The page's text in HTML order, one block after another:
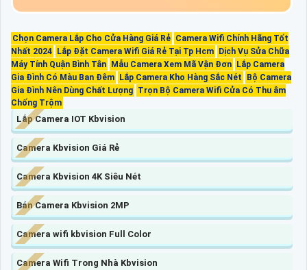
Chọn Camera Lắp Cho Cửa Hàng Giá Rẻ Camera Wifi Chính Hãng Tốt
Nhất 2024 Lắp Đặt Camera Wifi Giá Rẻ Tại Tp Hcm Dịch Vụ Sửa Chữa
Máy Tính Quận Bình Tân Mẫu Camera Xem Mã Vận Đơn Lắp Camera
Gia Đình Có Màu Ban Đêm Lắp Camera Kho Hàng Sắc Nét
Bộ Camera
Gia Đình Nên Dùng Chất Lượng Trọn Bộ Camera Wifi Cửa Có Thu âm
Chống Trộm
Lắp Camera IOT Kbvision
Camera Kbvision Giá Rẻ
Camera Kbvision 4K Siêu Nét
Bán Camera Kbvision 2MP
Camera wifi kbvision Full Color
Camera Wifi Trong Nhà Kbvision